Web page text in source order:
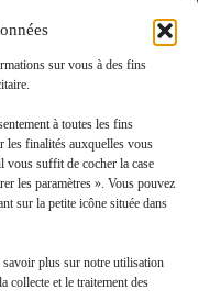
sur vous à des fins
à toutes les fins
les finalités auxquelles vous
vous suffit de cocher la case
les paramètres ». Vous pouvez
sur la petite icône située dans
savoir plus sur notre utilisation
collecte et le traitement des
en accord avec
*